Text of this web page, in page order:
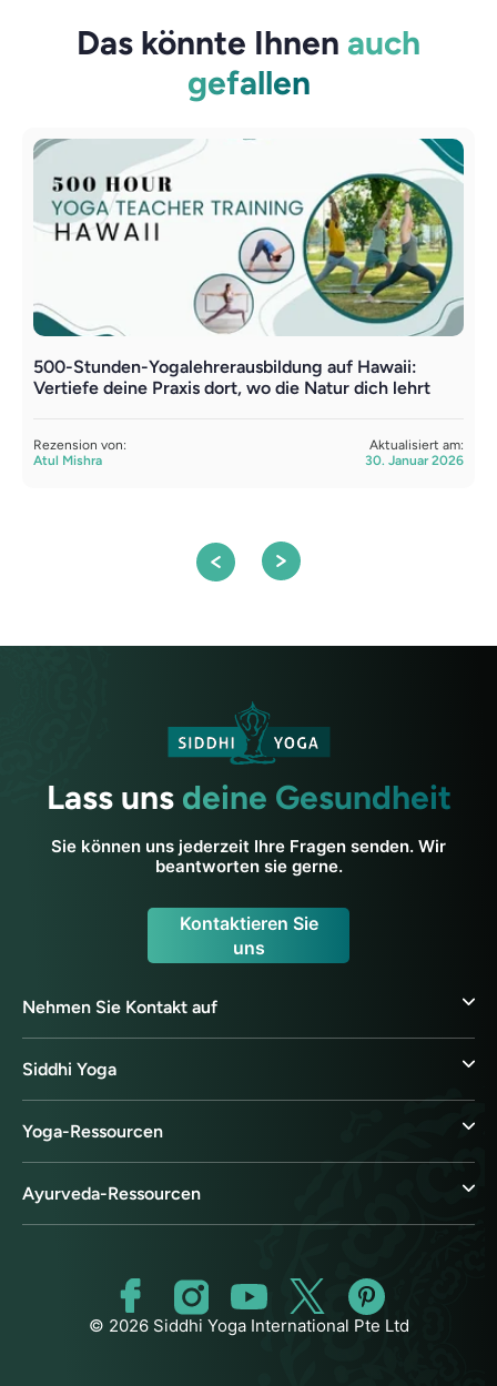
Das könnte Ihnen auch
gefallen
500-Stunden-Yogalehrerausbildung auf Hawaii:
Vertiefe deine Praxis dort, wo die Natur dich lehrt
Rezension von:
Atul Mishra
Aktualisiert am:
30. Januar 2026
Lass uns deine Gesundheit
Sie können uns jederzeit Ihre Fragen senden. Wir
beantworten sie gerne.
Kontaktieren Sie
uns
Nehmen Sie Kontakt auf
Siddhi Yoga
Yoga-Ressourcen
Ayurveda-Ressourcen
© 2026 Siddhi Yoga International Pte Ltd